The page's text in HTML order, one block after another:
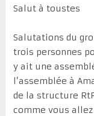
Salut à toustes
Salutations du
trois personnes
y ait une
l’assemblée à
de la structure
comme vous